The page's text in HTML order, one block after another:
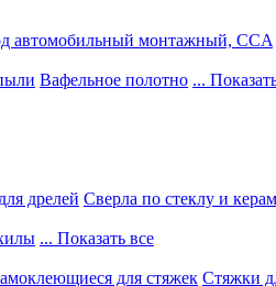
автомобильный монтажный, CCA
Вафельное полотно ...
дрелей Сверла по стеклу и
... Показать все
для стяжек Стяжки